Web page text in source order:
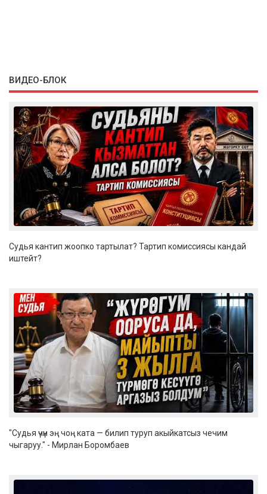
ВИДЕО-БЛОК
Судья кантип жоопко тартылат? Тартип комиссиясы кандай
иштейт?
"Судья үчүн эң чоң ката — билип туруп акыйкатсыз чечим
чыгаруу." - Мирлан Боромбаев